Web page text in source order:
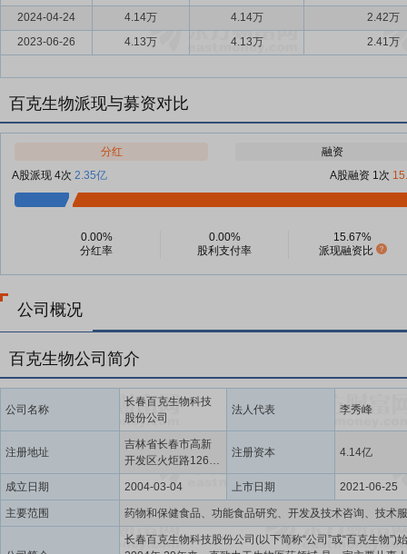
2024-04-24
4.14万 4.14万
2.42万
2023-06-26
4.13万 4.13万 2.41万
百克生物派现与募资对比
分红
融资
A股派现 4次 2.35亿 A股融资 1次
0.00%
分红率
0.00%
股利支付率
15.67%
派现融资比
公司概况
百克生物公司简介
公司名称
长春百克生物科技
股份公司
法人代表 李秀峰
注册地址
吉林省长春市高新
开发区火炬路1260
号
注册资本 4.14亿
成立日期 2004-03-04 上市日期 2021-06-25
主要范围
长春百克生物科技股份公司(以下简称“公司”或“百克生物”)